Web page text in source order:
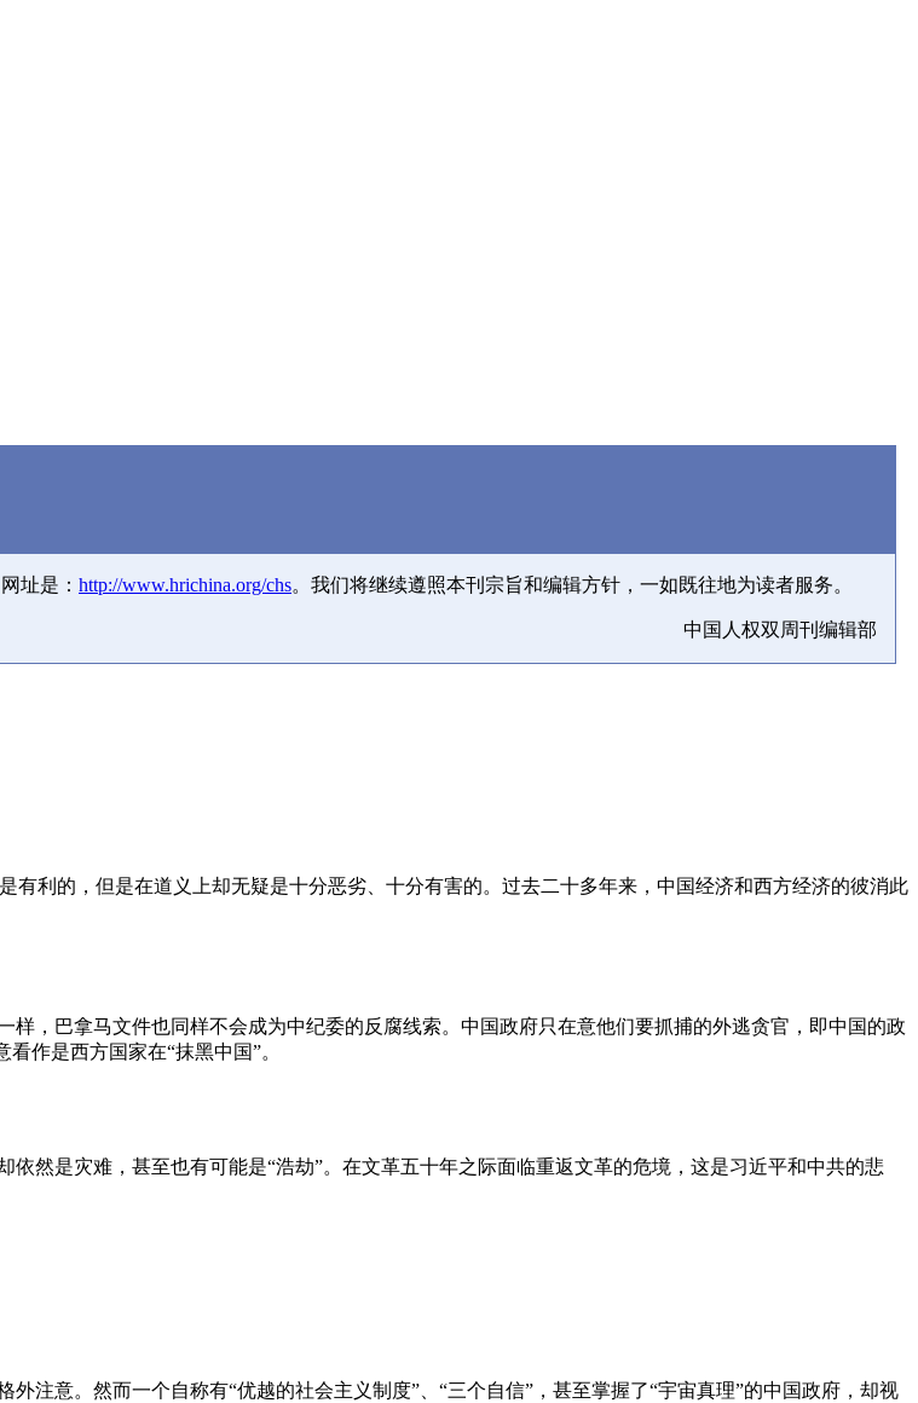
址是： http://www.hrichina.org/chs。我们将继续遵照本刊宗旨和编辑方针，一如既往地为读者服务。
中国人权双周刊编辑部
利的，但是在道义上却无疑是十分恶劣、十分有害的。过去二十多年来，中国经济和西方经济的彼消此
，巴拿马文件也同样不会成为中纪委的反腐线索。中国政府只在意他们要抓捕的外逃贪官，即中国的政
作是西方国家在“抹黑中国”。
然是灾难，甚至也有可能是“浩劫”。在文革五十年之际面临重返文革的危境，这是习近平和中共的悲
注意。然而一个自称有“优越的社会主义制度”、“三个自信”，甚至掌握了“宇宙真理”的中国政府，却视